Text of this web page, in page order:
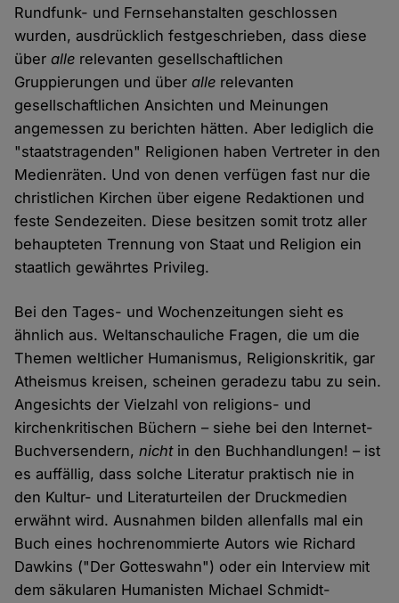
Rundfunk- und Fernsehanstalten geschlossen
wurden, ausdrücklich festgeschrieben, dass diese
überalle relevanten gesellschaftlichen
Gruppierungen und überalle relevanten
gesellschaftlichen Ansichten und Meinungen
angemessen zu berichten hätten. Aber lediglich die
"staatstragenden" Religionen haben Vertreter in den
Medienräten. Und von denen verfügen fast nur die
christlichen Kirchen über eigene Redaktionen und
feste Sendezeiten. Diese besitzen somit trotz aller
behaupteten Trennung von Staat und Religion ein
staatlich gewährtes Privileg.
Bei den Tages- und Wochenzeitungen sieht es
ähnlich aus. Weltanschauliche Fragen, die um die
Themen weltlicher Humanismus, Religionskritik, gar
Atheismus kreisen, scheinen geradezu tabu zu sein.
Angesichts der Vielzahl von religions- und
kirchenkritischen Büchern – siehe bei den Internet-
Buchversendern,nichtin den Buchhandlungen! – ist
es auffällig, dass solche Literatur praktisch nie in
den Kultur- und Literaturteilen der Druckmedien
erwähnt wird. Ausnahmen bilden allenfalls mal ein
Buch eines hochrenommierte Autors wie Richard
Dawkins ("Der Gotteswahn") oder ein Interview mit
dem säkularen Humanisten Michael Schmidt-